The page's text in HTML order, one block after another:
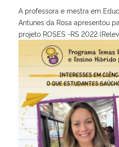
A professora e mestra em
Antunes da Rosa apresentou
projeto ROSES -RS 2022